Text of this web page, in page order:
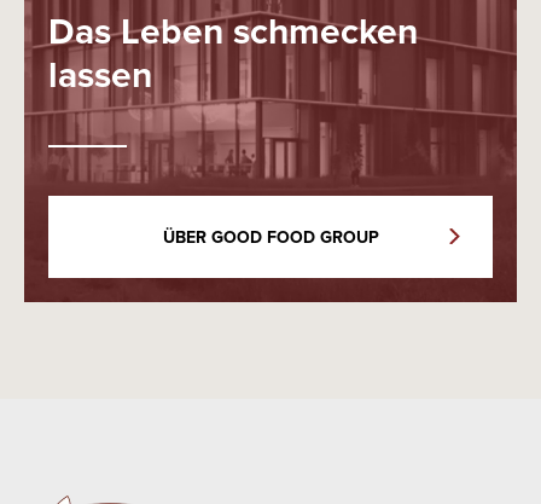
Das Leben schmecken
lassen
ÜBER GOOD FOOD GROUP